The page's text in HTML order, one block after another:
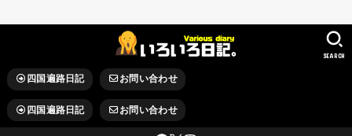
四国遍路日記 お問い合わせ
四国遍路日記 お問い合わせ
SEARCH